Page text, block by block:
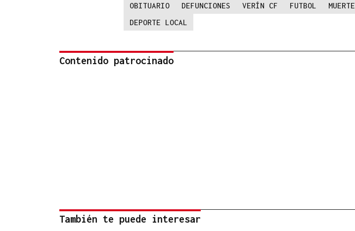
OBITUARIO DEFUNCIONES VERÍN CF FUTBOL
MUERTE
DEPORTE LOCAL
Contenido patrocinado
También te puede interesar